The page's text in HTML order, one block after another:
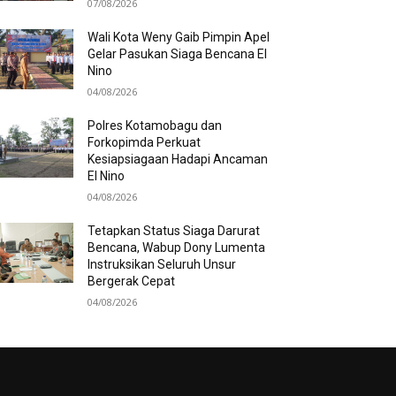
07/08/2026
Wali Kota Weny Gaib Pimpin Apel
Gelar Pasukan Siaga Bencana El
Nino
04/08/2026
Polres Kotamobagu dan
Forkopimda Perkuat
Kesiapsiagaan Hadapi Ancaman
El Nino
04/08/2026
Tetapkan Status Siaga Darurat
Bencana, Wabup Dony Lumenta
Instruksikan Seluruh Unsur
Bergerak Cepat
04/08/2026